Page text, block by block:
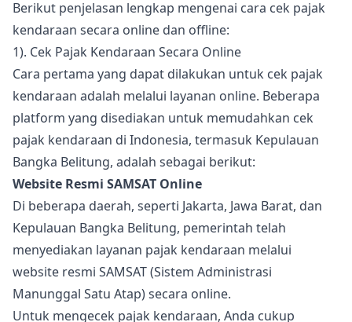
Berikut penjelasan lengkap mengenai cara cek pajak
kendaraan secara online dan offline:
1). Cek Pajak Kendaraan Secara Online
Cara pertama yang dapat dilakukan untuk cek pajak
kendaraan adalah melalui layanan online. Beberapa
platform yang disediakan untuk memudahkan cek
pajak kendaraan di Indonesia, termasuk Kepulauan
Bangka Belitung, adalah sebagai berikut:
Website Resmi SAMSAT Online
Di beberapa daerah, seperti Jakarta, Jawa Barat, dan
Kepulauan Bangka Belitung, pemerintah telah
menyediakan layanan pajak kendaraan melalui
website resmi SAMSAT (Sistem Administrasi
Manunggal Satu Atap) secara online.
Untuk mengecek pajak kendaraan, Anda cukup